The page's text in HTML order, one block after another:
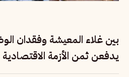
بين غلاء المعيشة وفقدان
يدفعن ثمن الأزمة الاقتصادية